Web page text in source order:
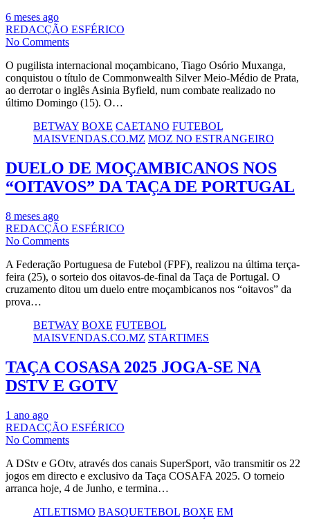
6 meses ago
REDACÇÃO ESFÉRICO
No Comments
O pugilista internacional moçambicano, Tiago Osório Muxanga,
conquistou o título de Commonwealth Silver Meio-Médio de Prata,
ao derrotar o inglês Asinia Byfield, num combate realizado no
último Domingo (15). O…
BETWAY BOXE CAETANO FUTEBOL
MAISVENDAS.CO.MZ MOZ NO ESTRANGEIRO
DUELO DE MOÇAMBICANOS NOS
“OITAVOS” DA TAÇA DE PORTUGAL
8 meses ago
REDACÇÃO ESFÉRICO
No Comments
A Federação Portuguesa de Futebol (FPF), realizou na última terça-
feira (25), o sorteio dos oitavos-de-final da Taça de Portugal. O
cruzamento ditou um duelo entre moçambicanos nos “oitavos” da
prova…
BETWAY BOXE FUTEBOL
MAISVENDAS.CO.MZ STARTIMES
TAÇA COSASA 2025 JOGA-SE NA
DSTV E GOTV
1 ano ago
REDACÇÃO ESFÉRICO
No Comments
A DStv e GOtv, através dos canais SuperSport, vão transmitir os 22
jogos em directo e exclusivo da Taça COSAFA 2025. O torneio
arranca hoje, 4 de Junho, e termina…
ATLETISMO BASQUETEBOL BOXE EM